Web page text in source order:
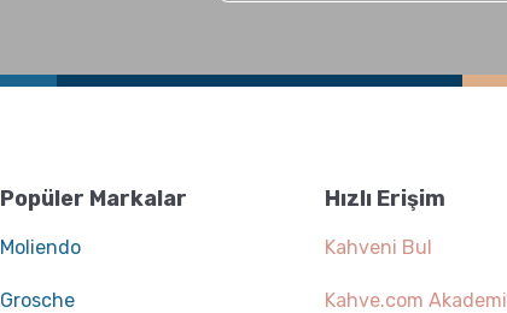
Popüler Markalar
Moliendo
Grosche
Hızlı Erişim
Kahveni Bul
Kahve.com Akademi